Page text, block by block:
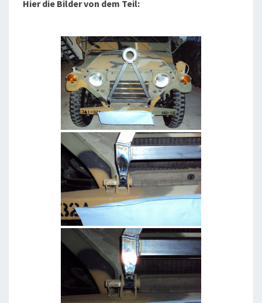
Hier die Bilder von dem Teil: